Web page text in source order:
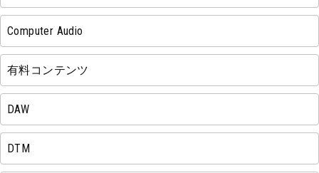
Computer Audio
有料コンテンツ
DAW
DTM